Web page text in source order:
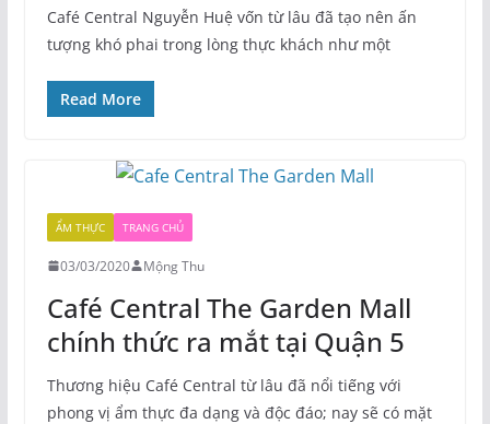
Café Central Nguyễn Huệ vốn từ lâu đã tạo nên ấn
tượng khó phai trong lòng thực khách như một
Read More
ẨM THỰC TRANG CHỦ
03/03/2020 Mộng Thu
Café Central The Garden Mall
chính thức ra mắt tại Quận 5
Thương hiệu Café Central từ lâu đã nổi tiếng với
phong vị ẩm thực đa dạng và độc đáo; nay sẽ có mặt